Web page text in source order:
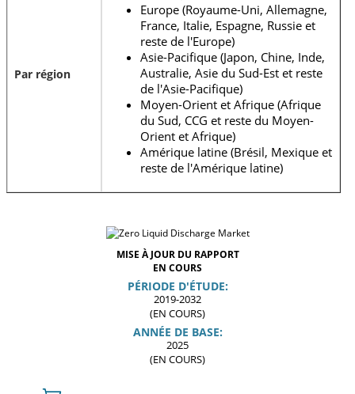
Par région
Europe (Royaume-Uni, Allemagne,
France, Italie, Espagne, Russie et
reste de l'Europe)
Asie-Pacifique (Japon, Chine, Inde,
Australie, Asie du Sud-Est et reste
de l'Asie-Pacifique)
Moyen-Orient et Afrique (Afrique
du Sud, CCG et reste du Moyen-
Orient et Afrique)
Amérique latine (Brésil, Mexique et
reste de l'Amérique latine)
MISE À JOUR DU RAPPORT
EN COURS
PÉRIODE D'ÉTUDE:
2019-2032
(EN COURS)
ANNÉE DE BASE:
2025
(EN COURS)